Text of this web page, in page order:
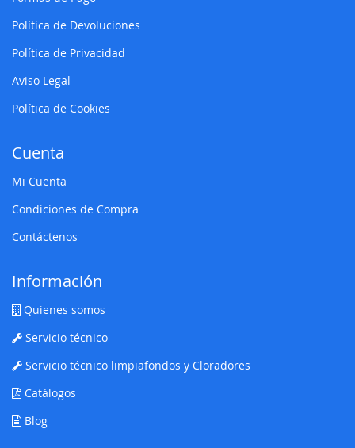
Política de Devoluciones
Política de Privacidad
Aviso Legal
Política de Cookies
Cuenta
Mi Cuenta
Condiciones de Compra
Contáctenos
Información
Quienes somos
Servicio técnico
Servicio técnico limpiafondos y Cloradores
Catálogos
Blog